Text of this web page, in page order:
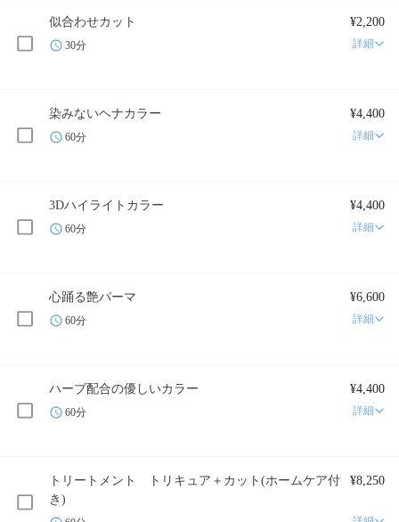
似合わせカット ¥2,200
30分 詳細
染みないヘナカラー ¥4,400
60分 詳細
3Dハイライトカラー ¥4,400
60分 詳細
心踊る艶パーマ ¥6,600
60分 詳細
ハーブ配合の優しいカラー ¥4,400
60分 詳細
トリートメント トリキュア＋カット(ホームケア付
き)
¥8,250